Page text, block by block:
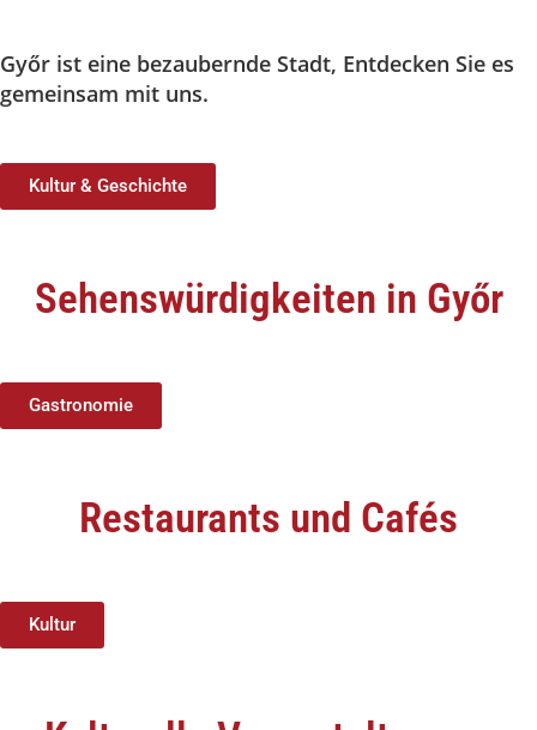
Győr ist eine bezaubernde Stadt, Entdecken Sie es
gemeinsam mit uns.
Kultur & Geschichte
Sehenswürdigkeiten in Győr
Gastronomie
Restaurants und Cafés
Kultur